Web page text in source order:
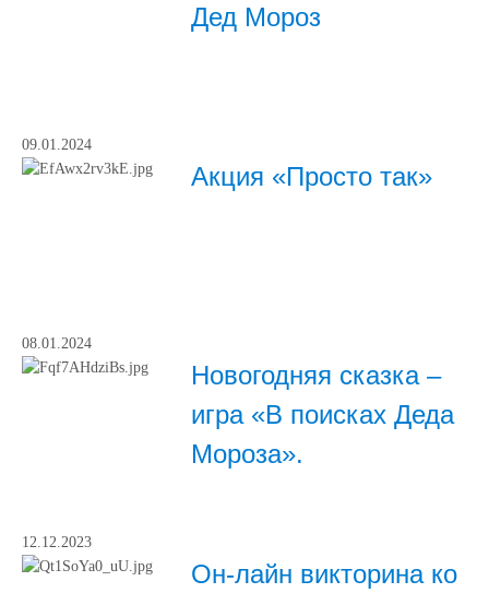
Дед Мороз
09.01.2024
Акция «Просто так»
08.01.2024
Новогодняя сказка –
игра «В поисках Деда
Мороза».
12.12.2023
Он-лайн викторина ко